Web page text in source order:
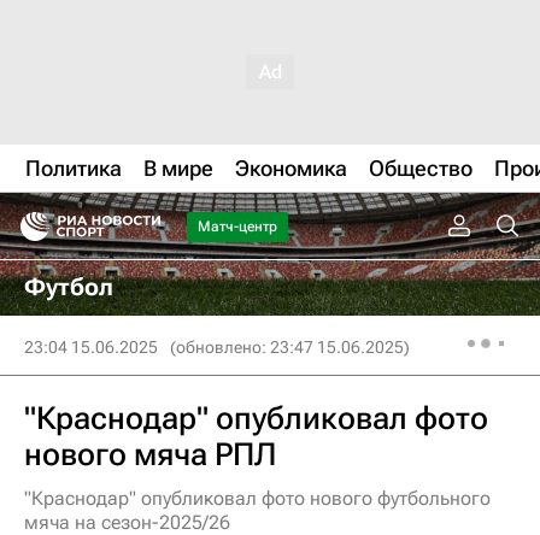
Политика В мире Экономика Общество
Матч-центр
Футбол
23:04 15.06.2025 (обновлено: 23:47 15.06.2025)
"Краснодар" опубликовал фото
нового мяча РПЛ
"Краснодар" опубликовал фото нового футбольного
мяча на сезон-2025/26